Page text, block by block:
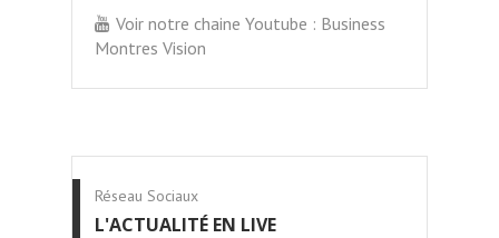
Voir notre chaine Youtube : Business
Montres Vision
Réseau Sociaux
L'ACTUALITÉ EN LIVE